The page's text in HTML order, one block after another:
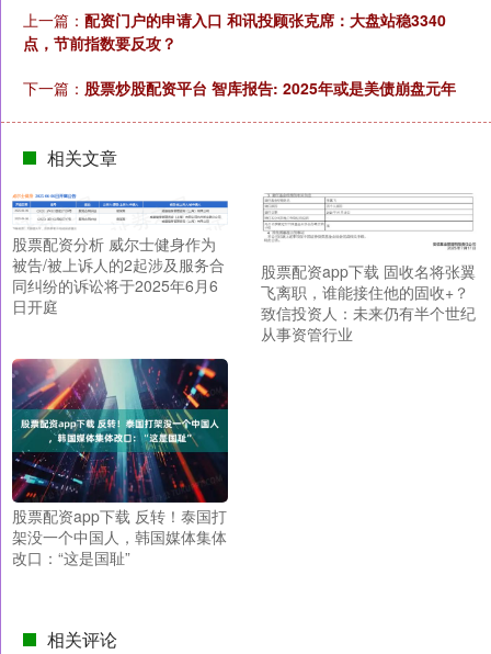
上一篇： 配资门户的申请入口 和讯投顾张克席：大盘站稳3340
点，节前指数要反攻？
下一篇： 股票炒股配资平台 智库报告: 2025年或是美债崩盘元年
相关文章
股票配资分析 威尔士健身作为
被告/被上诉人的2起涉及服务合
同纠纷的诉讼将于2025年6月6
日开庭
股票配资app下载 固收名将张翼
飞离职，谁能接住他的固收+？
致信投资人：未来仍有半个世纪
从事资管行业
股票配资app下载 反转！泰国打
架没一个中国人，韩国媒体集体
改口：“这是国耻”
相关评论